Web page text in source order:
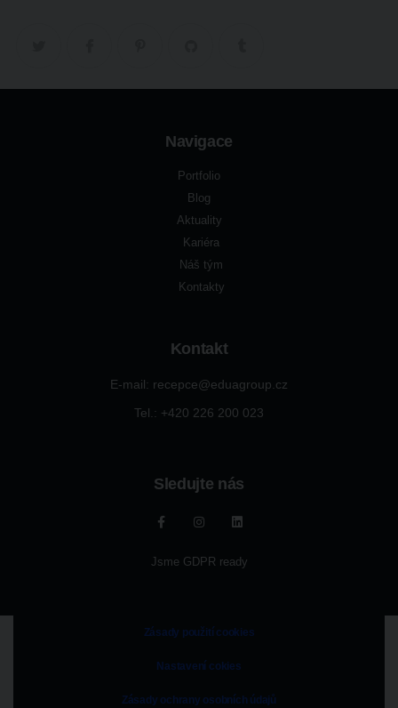
Navigace
Portfolio
Blog
Aktuality
Kariéra
Náš tým
Kontakty
Kontakt
E-mail: recepce@eduagroup.cz
Tel.: +420 226 200 023
Sledujte nás
Jsme GDPR ready
Zásady použití cookies
Nastavení cokies
Zásady ochrany osobních údajů